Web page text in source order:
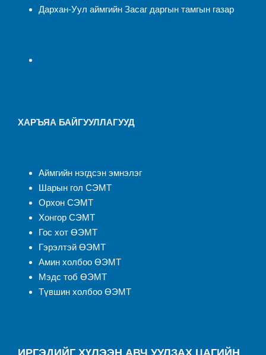
Дархан-Уул аймгийн Засаг даргын тамгын газар
ХАРЪЯА БАЙГУУЛЛАГУУД
Аймгийн нэгдсэн эмнэлэг
Шарын гол СЭМТ
Орхон СЭМТ
Хонгор СЭМТ
Гос хот ӨЭМТ
Гэрэлтэй ӨЭМТ
Амин холбоо ӨЭМТ
Мэдс тоб ӨЭМТ
Түвшин холбоо ӨЭМТ
ИРГЭДИЙГ ХҮЛЭЭН АВЧ УУЛЗАХ ЦАГИЙН